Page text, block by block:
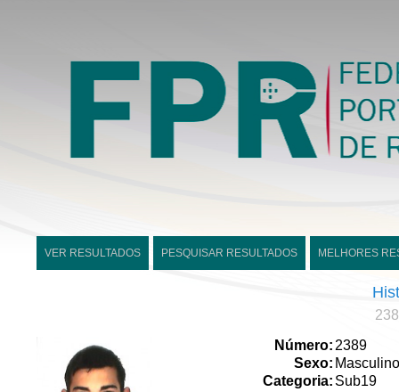
VER RESULTADOS PESQUISAR RESULTADOS MELHORES
Número: 2389
Sexo: Masculino
Categoria: Sub19